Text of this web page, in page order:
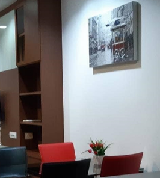
Add